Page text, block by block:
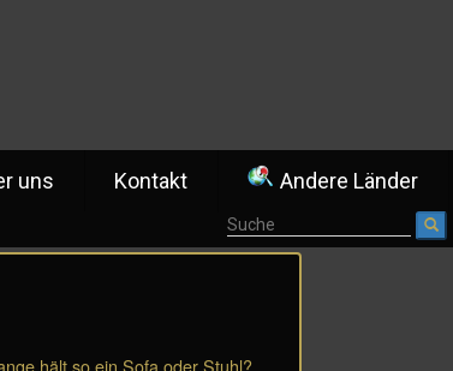
uns Kontakt Andere Länder
hält so ein Sofa oder Stuhl?